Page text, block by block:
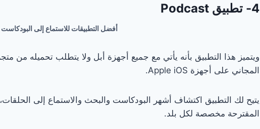
4- تطبيق Podcast
أفضل التطبيقات للاستماع إلى البودكاست
ويتميز هذا التطبيق بأنه يأتي مع جميع أجهزة أبل ولا يتطلب تحميله من
المجاني على أجهزة Apple iOS.
يتيح لك التطبيق اكتشاف أشهر البودكاست والبحث والاستماع إلى
المقترحة مخصصة لكل بلد.